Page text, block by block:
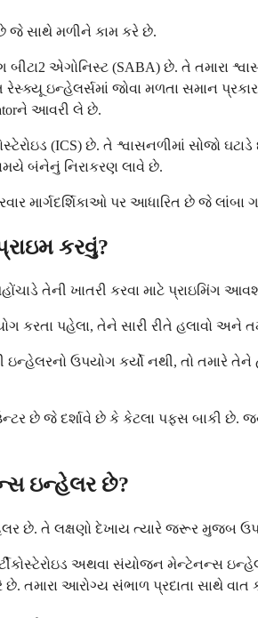
જે સાથે મળીને કામ કરે છે.
બીટા2 એગોનિસ્ટ (SABA) છે. તે તમારા
ઇન્હેલર્સમાં જોવા મળતા સમાન
આવરી લે છે.
(ICS) છે. તે શ્વાસનળીમાં સોજો
બંનેનું નિરાકરણ લાવે છે.
માર્ગદર્શિકાઓ પર આધારિત છે જે લાંબા
કરવું?
તેની ખાતરી કરવા માટે પ્રાઇમિંગ
કરતા પહેલા, તેને સારી રીતે હલાવો અને
ઉપયોગ કર્યો નથી, તો તમારે
છે જે દર્શાવે છે કે કેટલા પફ્સ બાકી છે.
ઇન્હેલર છે?
છે. તે લક્ષણો દેખાય ત્યારે જરૂર મુજબ
અથવા સંયોજન મેન્ટેનન્સ
છે. તમારા આરોગ્ય સંભાળ પ્રદાતા સાથે